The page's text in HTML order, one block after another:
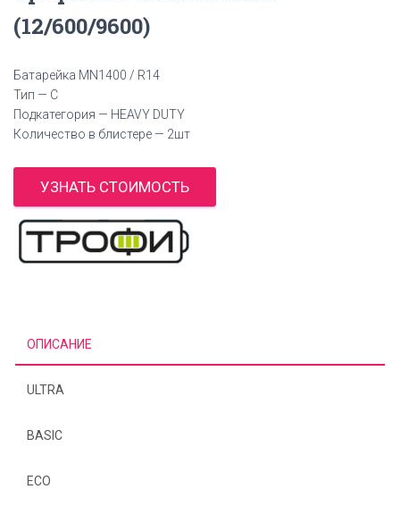
(12/600/9600)
Батарейка MN1400 / R14
Тип — C
Подкатегория — HEAVY DUTY
Количество в блистере — 2шт
УЗНАТЬ СТОИМОСТЬ
ОПИСАНИЕ
ULTRA
BASIC
ECO